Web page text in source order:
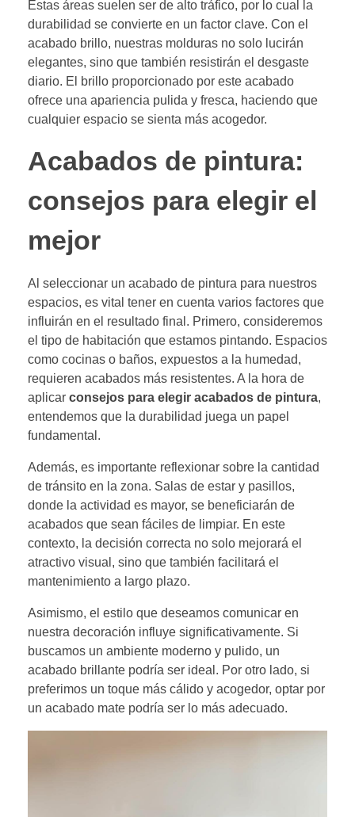
Estas áreas suelen ser de alto tráfico, por lo cual la
durabilidad se convierte en un factor clave. Con el
acabado brillo, nuestras molduras no solo lucirán
elegantes, sino que también resistirán el desgaste
diario. El brillo proporcionado por este acabado
ofrece una apariencia pulida y fresca, haciendo que
cualquier espacio se sienta más acogedor.
Acabados de pintura:
consejos para elegir el
mejor
Al seleccionar un acabado de pintura para nuestros
espacios, es vital tener en cuenta varios factores que
influirán en el resultado final. Primero, consideremos
el tipo de habitación que estamos pintando. Espacios
como cocinas o baños, expuestos a la humedad,
requieren acabados más resistentes. A la hora de
aplicar consejos para elegir acabados de pintura,
entendemos que la durabilidad juega un papel
fundamental.
Además, es importante reflexionar sobre la cantidad
de tránsito en la zona. Salas de estar y pasillos,
donde la actividad es mayor, se beneficiarán de
acabados que sean fáciles de limpiar. En este
contexto, la decisión correcta no solo mejorará el
atractivo visual, sino que también facilitará el
mantenimiento a largo plazo.
Asimismo, el estilo que deseamos comunicar en
nuestra decoración influye significativamente. Si
buscamos un ambiente moderno y pulido, un
acabado brillante podría ser ideal. Por otro lado, si
preferimos un toque más cálido y acogedor, optar por
un acabado mate podría ser lo más adecuado.